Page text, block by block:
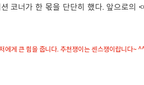
코너가 한 몫을 단단히 했다. 앞으로의
게 큰 힘을 줍니다. 추천쟁이는 센스쟁이랍니다~